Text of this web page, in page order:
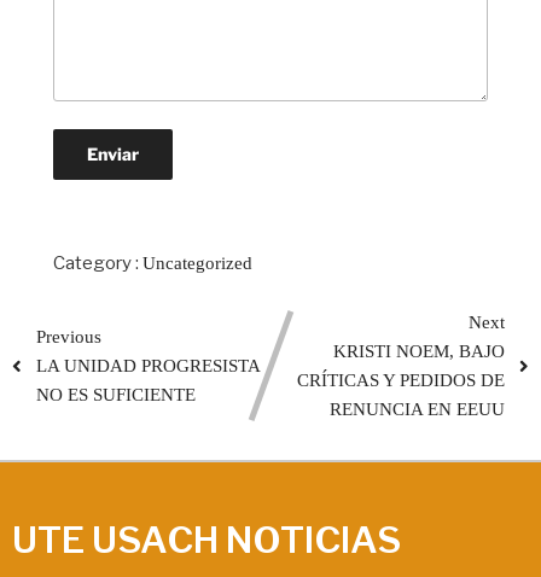
Category : Uncategorized
Previous
LA UNIDAD PROGRESISTA
NO ES SUFICIENTE
Next
KRISTI NOEM, BAJO
CRÍTICAS Y PEDIDOS DE
RENUNCIA EN EEUU
UTE USACH NOTICIAS